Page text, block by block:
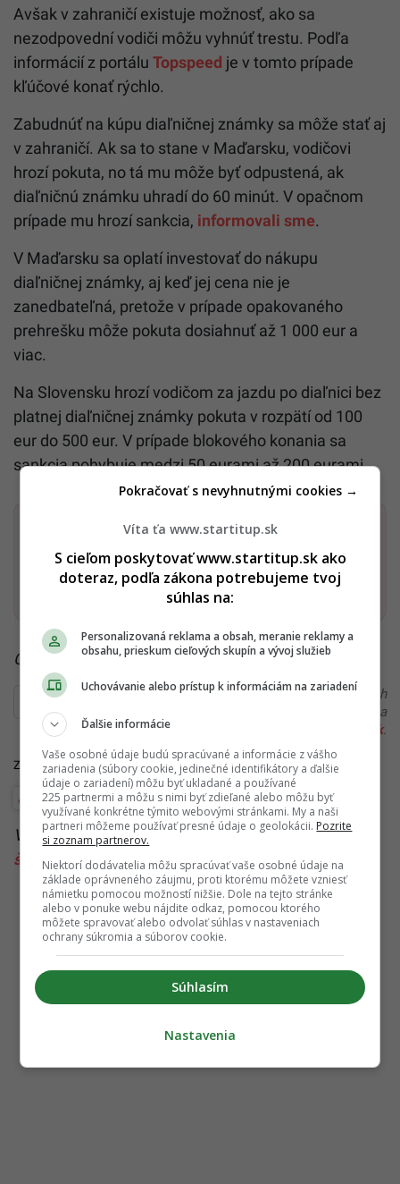
Avšak v zahraničí existuje možnosť, ako sa
nezodpovední vodiči môžu vyhnúť trestu. Podľa
informácií z portálu Topspeed je v tomto prípade
kľúčové konať rýchlo.
Zabudnúť na kúpu diaľničnej známky sa môže stať aj
v zahraničí. Ak sa to stane v Maďarsku, vodičovi
hrozí pokuta, no tá mu môže byť odpustená, ak
diaľničnú známku uhradí do 60 minút. V opačnom
prípade mu hrozí sankcia, informovali sme.
V Maďarsku sa oplatí investovať do nákupu
diaľničnej známky, aj keď jej cena nie je
zanedbateľná, pretože v prípade opakovaného
prehrešku môže pokuta dosiahnuť až 1 000 eur a
viac.
Na Slovensku hrozí vodičom za jazdu po diaľnici bez
platnej diaľničnej známky pokuta v rozpätí od 100
eur do 500 eur. V prípade blokového konania sa
sankcia pohybuje medzi 50 eurami až 200 eurami.
Dostaň Startitup do svojich Google odporúčaní
Pridať ako preferovaný zdroj
Startitup, odkaz sa otvorí v
Čítaj viac z kategórie:Auto
Ďakujeme, že čítaš Startitup. V prípade, že máš postreh
alebo si našiel v článku chybu, napíš nám na
redakcia@startitup.sk.
Zdroje:Autoviny.sk,Topspeed.sk,archív Startitup
Auto
Viac k téme:autá,pravidlá cestnej premávky,
šoférovanie,zákony
Víta ťa www.startitup.sk
S cieľom poskytovať www.startitup.sk ako
doteraz, podľa zákona potrebujeme tvoj
súhlas na:
Personalizovaná reklama a obsah, meranie reklamy a
obsahu, prieskum cieľových skupín a vývoj služieb
Uchovávanie alebo prístup k informáciám na zariadení
Ďalšie informácie
Vaše osobné údaje budú spracúvané a informácie z vášho
zariadenia (súbory cookie, jedinečné identifikátory a ďalšie
údaje o zariadení) môžu byť ukladané a používané
225 partnermi a môžu s nimi byť zdieľané alebo môžu byť
využívané konkrétne týmito webovými stránkami. My a naši
partneri môžeme používať presné údaje o geolokácii. Pozrite
si zoznam partnerov.
Niektorí dodávatelia môžu spracúvať vaše osobné údaje na
základe oprávneného záujmu, proti ktorému môžete vzniesť
námietku pomocou možností nižšie. Dole na tejto stránke
alebo v ponuke webu nájdite odkaz, pomocou ktorého
môžete spravovať alebo odvolať súhlas v nastaveniach
ochrany súkromia a súborov cookie.
Súhlasím
Pokračovať s nevyhnutnými cookies →
Nastavenia